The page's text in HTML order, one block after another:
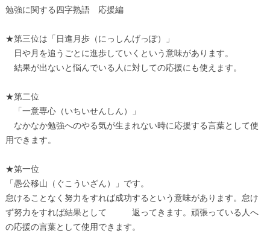
勉強に関する四字熟語 応援編
★第三位は「日進月歩（にっしんげっぽ）」
日や月を追うごとに進歩していくという意味があります。
結果が出ないと悩んでいる人に対しての応援にも使えます。
★第二位
「一意専心（いちいせんしん）」
なかなか勉強へのやる気が生まれない時に応援する言葉として使
用できます。
★第一位
「愚公移山（ぐこういざん）」です。
怠けることなく努力をすれば成功するという意味があります。怠け
ず努力をすれば結果として 返ってきます。頑張っている人へ
の応援の言葉として使用できます。